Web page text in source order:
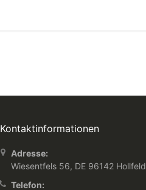
Kontaktinformationen
Adresse:
Wiesentfels 56, DE 96142 Hollfeld
Telefon: